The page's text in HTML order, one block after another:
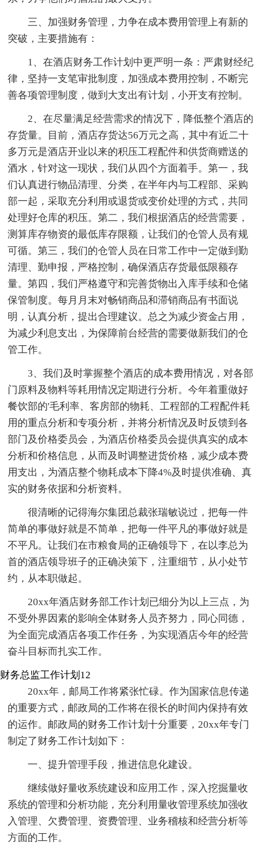
三、加强财务管理，力争在成本费用管理上有新的
突破，主要措施有：
1、在酒店财务工作计划中更严明一条：严肃财经纪
律，坚持一支笔审批制度，加强成本费用控制，不断完
善各项管理制度，做到大支出有计划，小开支有控制。
2、在尽量满足经营需求的情况下，降低整个酒店的
存货量。目前，酒店存货达56万元之高，其中有近二十
多万元是酒店开业以来的积压工程配件和供货商赠送的
酒水，针对这一现状，我们从四个方面着手。第一，我
们认真进行物品清理、分类，在半年内与工程部、采购
部一起，采取充分利用或退货或变价处理的方式，共同
处理好仓库的积压。第二，我们根据酒店的经营需要，
测算库存物资的最低库存限额，让我们的仓管人员有规
可循。第三，我们的仓管人员在日常工作中一定做到勤
清理、勤申报，严格控制，确保酒店存货最低限额存
量。第四，我们严格遵守和完善货物出入库手续和仓储
保管制度。每月月末对畅销商品和滞销商品有书面说
明，认真分析，提出合理建议。总之为减少资金占用，
为减少利息支出，为保障前台经营的需要做新我们的仓
管工作。
3、我们及时掌握整个酒店的成本费用情况，对各部
门原料及物料等耗用情况定期进行分析。今年着重做好
餐饮部的'毛利率、客房部的物耗、工程部的工程配件耗
用的重点分析和专项分析，并将分析情况及时反馈到各
部门及价格委员会，为酒店价格委员会提供真实的成本
分析和价格信息，从而及时调整进货价格，减少成本费
用支出，为酒店整个物耗成本下降4%及时提供准确、真
实的财务依据和分析资料。
很清晰的记得海尔集团总裁张瑞敏说过，把每一件
简单的事做好就是不简单，把每一件平凡的事做好就是
不平凡。让我们在市粮食局的正确领导下，在以李总为
首的酒店领导班子的正确决策下，注重细节，从小处节
约，从本职做起。
20xx年酒店财务部工作计划已细分为以上三点，为
不受外界因素的影响全体财务人员齐努力，同心同德，
为全面完成酒店各项工作任务，为实现酒店今年的经营
奋斗目标而扎实工作。
财务总监工作计划12
20xx年，邮局工作将紧张忙碌。作为国家信息传递
的重要方式，邮政局的工作将在很长的时间内保持有效
的运作。邮政局的财务工作计划十分重要，20xx年专门
制定了财务工作计划如下：
一、提升管理手段，推进信息化建设。
继续做好量收系统建设和应用工作，深入挖掘量收
系统的管理和分析功能，充分利用量收管理系统加强收
入管理、欠费管理、资费管理、业务稽核和经营分析等
方面的工作。